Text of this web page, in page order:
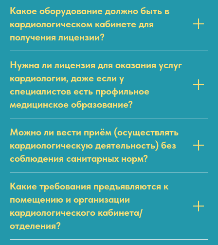
Какое оборудование должно быть в
кардиологическом кабинете для
получения лицензии?
Нужна ли лицензия для оказания услуг
кардиологии, даже если у
специалистов есть профильное
медицинское образование?
Можно ли вести приём (осуществлять
кардиологическую деятельность) без
соблюдения санитарных норм?
Какие требования предъявляются к
помещению и организации
кардиологического кабинета/
отделения?